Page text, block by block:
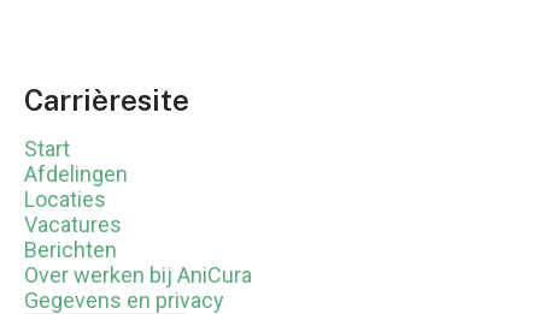
Carrièresite
Start
Afdelingen
Locaties
Vacatures
Berichten
Over werken bij AniCura
Gegevens en privacy